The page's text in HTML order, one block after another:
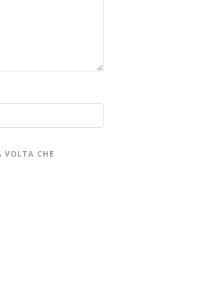
VOLTA CHE